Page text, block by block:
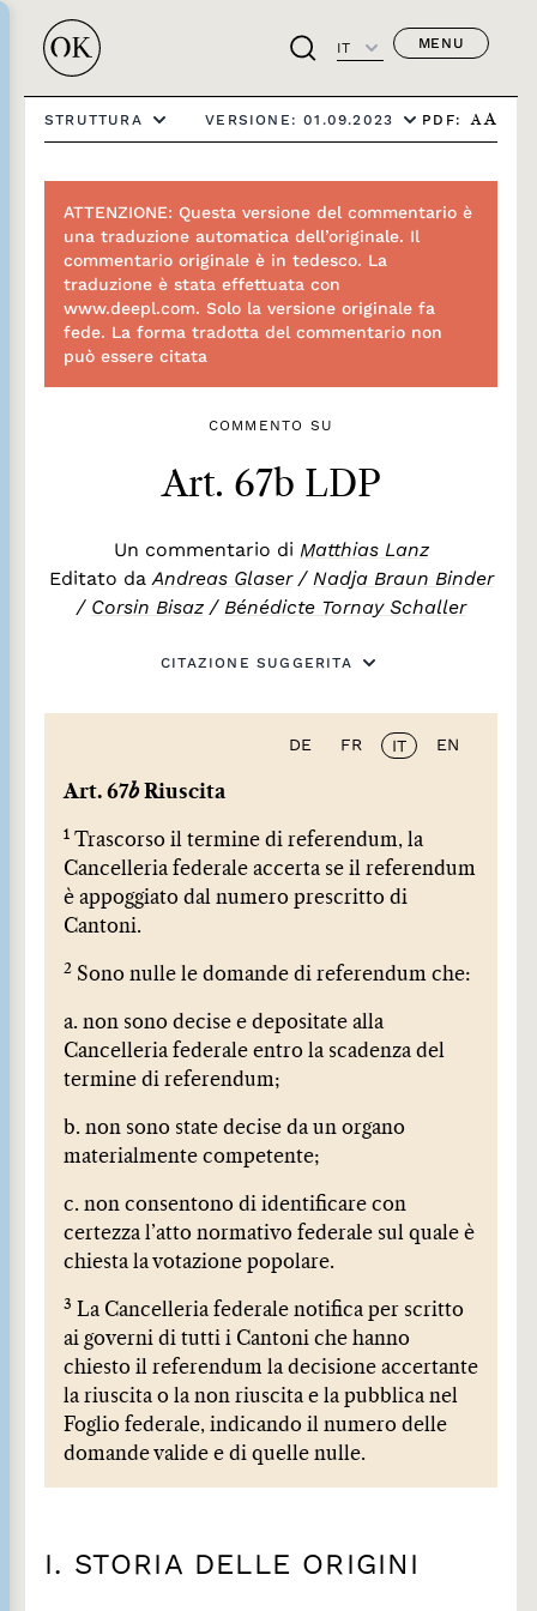
IT MENU
STRUTTURA VERSIONE: 01.09.2023 PDF: A A
ATTENZIONE: Questa versione del commentario è
una traduzione automatica dell’originale. Il
commentario originale è in tedesco. La
traduzione è stata effettuata con
www.deepl.com. Solo la versione originale fa
fede. La forma tradotta del commentario non
può essere citata
COMMENTO SU
Art. 67b LDP
Un commentario di Matthias Lanz
Editato daAndreas Glaser/ Nadja Braun Binder
/ Corsin Bisaz/ Bénédicte Tornay Schaller
CITAZIONE SUGGERITA
DE FR IT EN
Art. 67bRiuscita
1 Trascorso il termine di referendum, la
Cancelleria federale accerta se il referendum
è appoggiato dal numero prescritto di
Cantoni.
2 Sono nulle le domande di referendum che:
a. non sono decise e depositate alla
Cancelleria federale entro la scadenza del
termine di referendum;
b. non sono state decise da un organo
materialmente competente;
c. non consentono di identificare con
certezza l’atto normativo federale sul quale è
chiesta la votazione popolare.
3
La Cancelleria federale notifica per scritto
ai governi di tutti i Cantoni che hanno
chiesto il referendum la decisione accertante
la riuscita o la non riuscita e la pubblica nel
Foglio federale, indicando il numero delle
domande valide e di quelle nulle.
I. STORIA DELLE ORIGINI